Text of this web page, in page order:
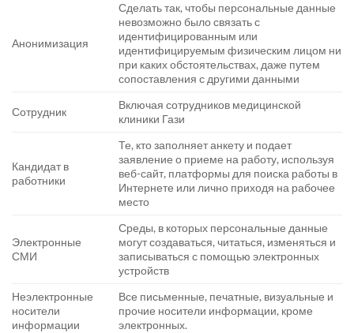
Анонимизация
Сделать так, чтобы персональные данные
невозможно было связать с
идентифицированным или
идентифицируемым физическим лицом ни
при каких обстоятельствах, даже путем
сопоставления с другими данными
Сотрудник
Включая сотрудников медицинской
клиники Гази
Кандидат в
работники
Те, кто заполняет анкету и подает
заявление о приеме на работу, используя
веб-сайт, платформы для поиска работы в
Интернете или лично приходя на рабочее
место
Электронные
СМИ
Среды, в которых персональные данные
могут создаваться, читаться, изменяться и
записываться с помощью электронных
устройств
Неэлектронные
носители
информации
Все письменные, печатные, визуальные и
прочие носители информации, кроме
электронных.